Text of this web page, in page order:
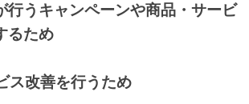
行うキャンペーンや商品・サービ
るため
ス改善を行うため